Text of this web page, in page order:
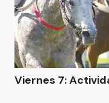
Viernes 7: